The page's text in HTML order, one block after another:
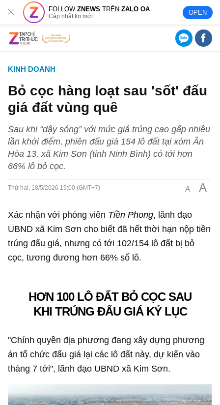
FOLLOWZNEWS TRÊNZALO OA
Cập nhật tin mới OPEN
KINH DOANH
Bỏ cọc hàng loạt sau 'sốt' đấu
giá đất vùng quê
Sau khi “dậy sóng” với mức giá trúng cao gấp nhiều
lần khởi điểm, phiên đấu giá 154 lô đất tại xóm Ân
Hòa 13, xã Kim Sơn (tỉnh Ninh Bình) có tới hơn
66% lô bỏ cọc.
Thứ hai, 18/5/2026 19:00 (GMT+7) A A
Xác nhận với phóng viên Tiền Phong, lãnh đạo
UBND xã Kim Sơn cho biết đã hết thời hạn nộp tiền
trúng đấu giá, nhưng có tới 102/154 lô đất bị bỏ
cọc, tương đương hơn 66% số lô.
HƠN 100 LÔ ĐẤT BỎ CỌC SAU
KHI TRÚNG ĐẤU GIÁ KỶ LỤC
"Chính quyền địa phương đang xây dựng phương
án tổ chức đấu giá lại các lô đất này, dự kiến vào
tháng 7 tới", lãnh đạo UBND xã Kim Sơn.